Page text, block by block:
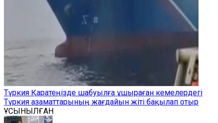
Түркия Қаратеңізде шабуылға ұшыраған кемелердегі
Түркия азаматтарының жағдайын жіті бақылап отыр
ҰСЫНЫЛҒАН